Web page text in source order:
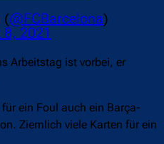
(@FCBarcelona)
2021
Arbeitstag ist vorbei, er
ein Foul auch ein Barça-
Ziemlich viele Karten für ein